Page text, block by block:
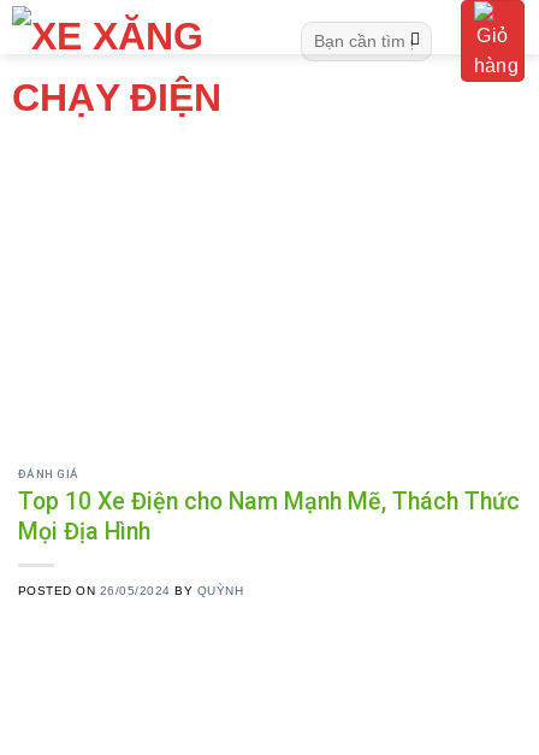
Skip
Tìm
kiếm:
ĐÁNH GIÁ
Top 10 Xe Điện cho Nam Mạnh Mẽ, Thách Thức
Mọi Địa Hình
POSTED ON 26/05/2024 BY QUỲNH